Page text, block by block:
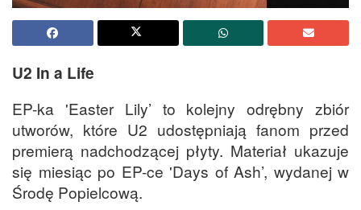
U2 In a Life
EP-ka 'Easter Lily’ to kolejny odrębny zbiór
utworów, które U2 udostępniają fanom przed
premierą nadchodzącej płyty. Materiał ukazuje
się miesiąc po EP-ce 'Days of Ash’, wydanej w
Środę Popielcową.